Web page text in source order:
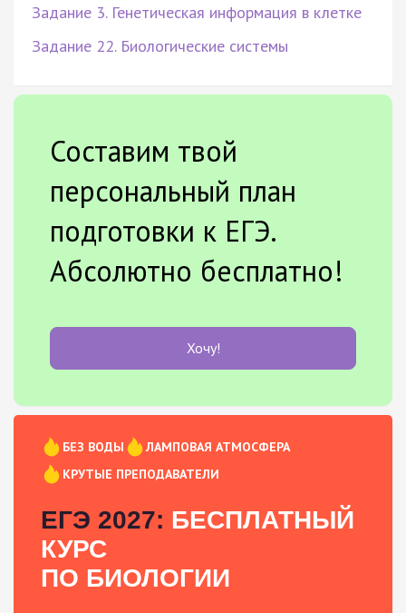
Задание 3. Генетическая информация в клетке
Задание 22. Биологические системы
Составим твой
персональный план
подготовки к ЕГЭ.
Абсолютно бесплатно!
Хочу!
БЕЗ ВОДЫ
ЛАМПОВАЯ АТМОСФЕРА
КРУТЫЕ ПРЕПОДАВАТЕЛИ
ЕГЭ 2027: БЕСПЛАТНЫЙ
КУРС
ПО БИОЛОГИИ